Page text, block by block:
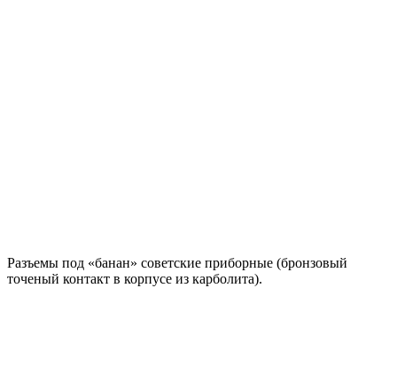
Разъемы под «банан» советские приборные (бронзовый
точеный контакт в корпусе из карболита).